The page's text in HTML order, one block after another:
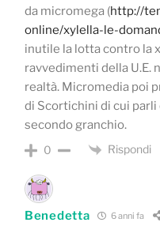
da micromega (http://
online/xylella-le-
inutile la lotta contro la
ravvedimenti della U.E.
realtà. Micromedia poi
di Scortichini di cui parli
secondo granchio.
0 Rispondi
Benedetta 6 anni fa